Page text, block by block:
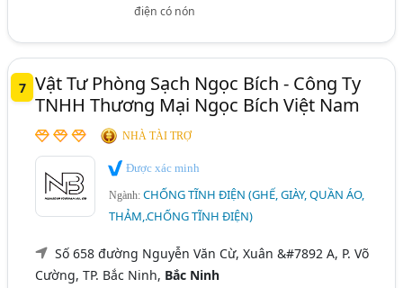
điện có nón
7 Vật Tư Phòng Sạch Ngọc Bích - Công Ty
TNHH Thương Mại Ngọc Bích Việt Nam
NHÀ TÀI TRỢ
Được xác minh
Ngành:CHỐNG TĨNH ĐIỆN (GHẾ, GIÀY, QUẦN ÁO,
THẢM,.CHỐNG TĨNH ĐIỆN)
Số 658 đường Nguyễn Văn Cừ, Xuân &#7892 A, P. Võ
Cường, TP. Bắc Ninh, Bắc Ninh